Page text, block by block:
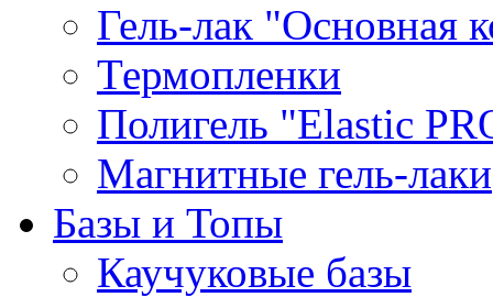
Гель-лак "Основная
Термопленки
Полигель "Elastic
Магнитные гель-лаки
Базы и Топы
Каучуковые базы